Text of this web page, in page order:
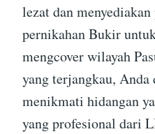
lezat dan
pernikahan Bukir
mengcover wilayah
yang terjangkau,
menikmati hidangan
yang profesional dari